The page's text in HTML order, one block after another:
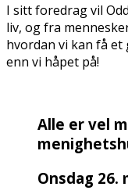
I sitt foredrag vil
liv, og fra
hvordan vi kan få
enn vi håpet på!
Alle er vel
Onsdag 26.